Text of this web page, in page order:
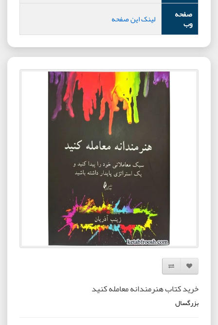
صفحه
وب لینک این صفحه
افزودن به لیست دلخواه
مقایسه این محصول
خرید کتاب هنرمندانه معامله کنید
بزرگسال